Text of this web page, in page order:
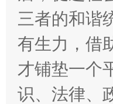
三者的和谐
有生力，借
才铺垫一个
识、法律、